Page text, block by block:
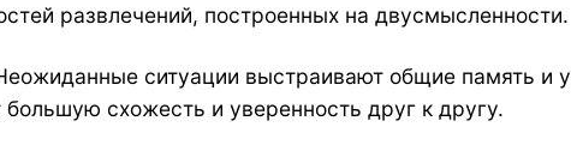
развлечений, построенных на двусмысленности.
ситуации выстраивают общие память и
схожесть и уверенность друг к другу.